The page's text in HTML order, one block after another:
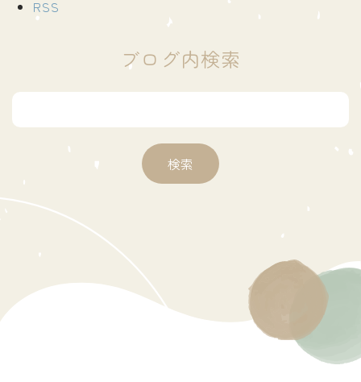
RSS
ブログ内検索